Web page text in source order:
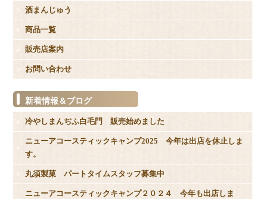
酒まんじゅう
商品一覧
販売店案内
お問い合わせ
新着情報＆ブログ
冷やしまんぢふ白毛門 販売始めました
ニューアコースティックキャンプ2025 今年は出店を休止しま
す。
丸須製菓 パートタイムスタッフ募集中
ニューアコースティックキャンプ２０２４ 今年も出店しま